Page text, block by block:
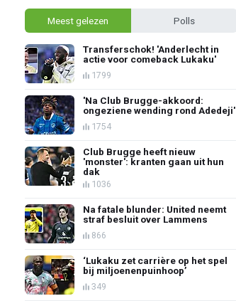
Meest gelezen Polls
Transferschok! 'Anderlecht in
actie voor comeback Lukaku'
1799
'Na Club Brugge-akkoord:
ongeziene wending rond Adedeji'
1754
Club Brugge heeft nieuw
'monster': kranten gaan uit hun
dak
1036
Na fatale blunder: United neemt
straf besluit over Lammens
866
‘Lukaku zet carrière op het spel
bij miljoenenpuinhoop’
349